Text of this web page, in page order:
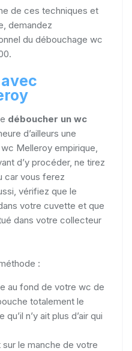
de ces techniques et
demandez
du débouchage wc
déboucher un wc
d’ailleurs une
Melleroy empirique,
d’y procéder, ne tirez
car vous ferez
vérifiez que le
votre cuvette et que
dans votre collecteur
:
au fond de votre wc de
totalement le
n’y ait plus d’air qui
le manche de votre